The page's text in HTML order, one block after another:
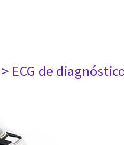
> ECG de